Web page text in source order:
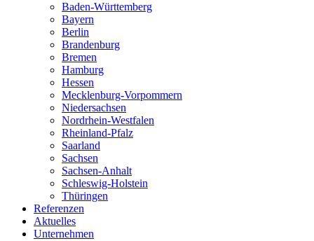
Baden-Württemberg
Bayern
Berlin
Brandenburg
Bremen
Hamburg
Hessen
Mecklenburg-Vorpommern
Niedersachsen
Nordrhein-Westfalen
Rheinland-Pfalz
Saarland
Sachsen
Sachsen-Anhalt
Schleswig-Holstein
Thüringen
Referenzen
Aktuelles
Unternehmen